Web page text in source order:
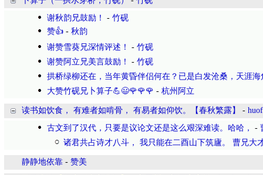
谢秋韵兄鼓励！
- 竹砚
赞👍 - 秋韵
谢赞雪葵兄深情评述！
- 竹砚
谢赞阿立兄美言鼓励！
- 竹砚
拱桥绿柳还在，当年黄昏伴侣何在？已是白发沧桑，天涯海
大赞竹砚兄卜算子💪😃🌹🌹🌹 - 杭州阿立
读书如饮食， 有难者如啃骨， 有易者如仰饮。【春秋繁露】 -
古文到了汉代，只要是议论文还是这么艰深难读。哈哈，
-
诸君共占诗才八斗， 我只能在二酉山下筑廬。 曹兄大
静静地依靠 - 赞美